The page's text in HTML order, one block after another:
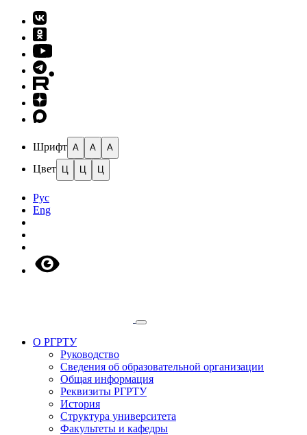
Шрифт A A A
Цвет Ц Ц Ц
Рус
Eng
О РГРТУ
Руководство
Сведения об образовательной организации
Общая информация
Реквизиты РГРТУ
История
Структура университета
Факультеты и кафедры